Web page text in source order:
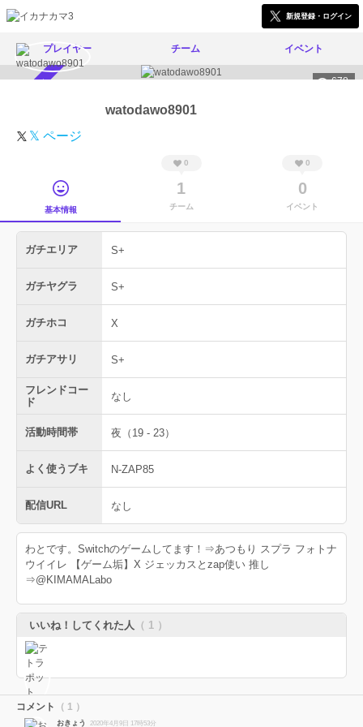
新規登録・ログイン
プレイヤー チーム イベント
678
watodawo8901
𝕏 ページ
基本情報
0
1
チーム
0
0
イベント
ガチエリア S+
ガチヤグラ S+
ガチホコ X
ガチアサリ S+
フレンドコー
ド
なし
活動時間帯 夜（19 - 23）
よく使うブキ N-ZAP85
配信URL なし
わとです。Switchのゲームしてます！⇒あつもり スプラ フォトナ
ウイイレ 【ゲーム垢】X ジェッカスとzap使い 推し
⇒@KIMAMALabo
いいね！してくれた人 （ 1 ）
コメント （ 1 ）
おきょう 2020年4月9日 17時53分